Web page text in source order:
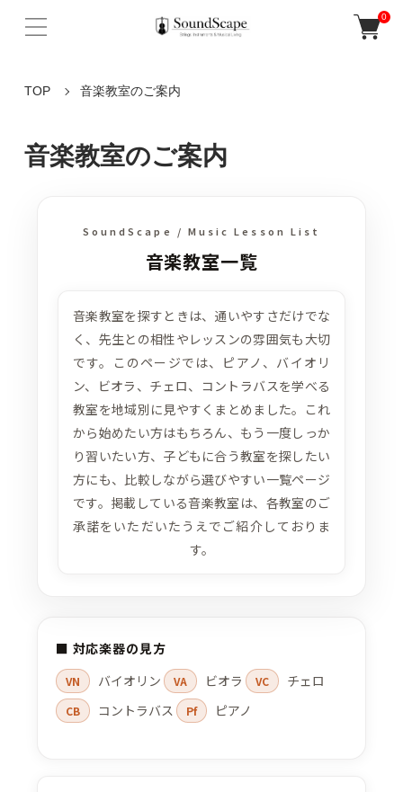
0
TOP 音楽教室のご案内
音楽教室のご案内
SoundScape / Music Lesson List
音楽教室一覧
音楽教室を探すときは、通いやすさだけでな
く、先生との相性やレッスンの雰囲気も大切
です。このページでは、ピアノ、バイオリ
ン、ビオラ、チェロ、コントラバスを学べる
教室を地域別に見やすくまとめました。これ
から始めたい方はもちろん、もう一度しっか
り習いたい方、子どもに合う教室を探したい
方にも、比較しながら選びやすい一覧ページ
です。掲載している音楽教室は、各教室のご
承諾をいただいたうえでご紹介しておりま
す。
■ 対応楽器の見方
VN バイオリン VA ビオラ VC チェロ
CB コントラバス Pf ピアノ